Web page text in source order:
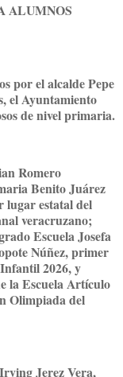
ALUMNOS
por el alcalde Pepe
el Ayuntamiento
de nivel primaria.
Romero
Benito Juárez
lugar estatal del
veracruzano;
Escuela Josefa
Núñez, primer
2026, y
la Escuela Artículo
Olimpiada del
Jerez Vera,